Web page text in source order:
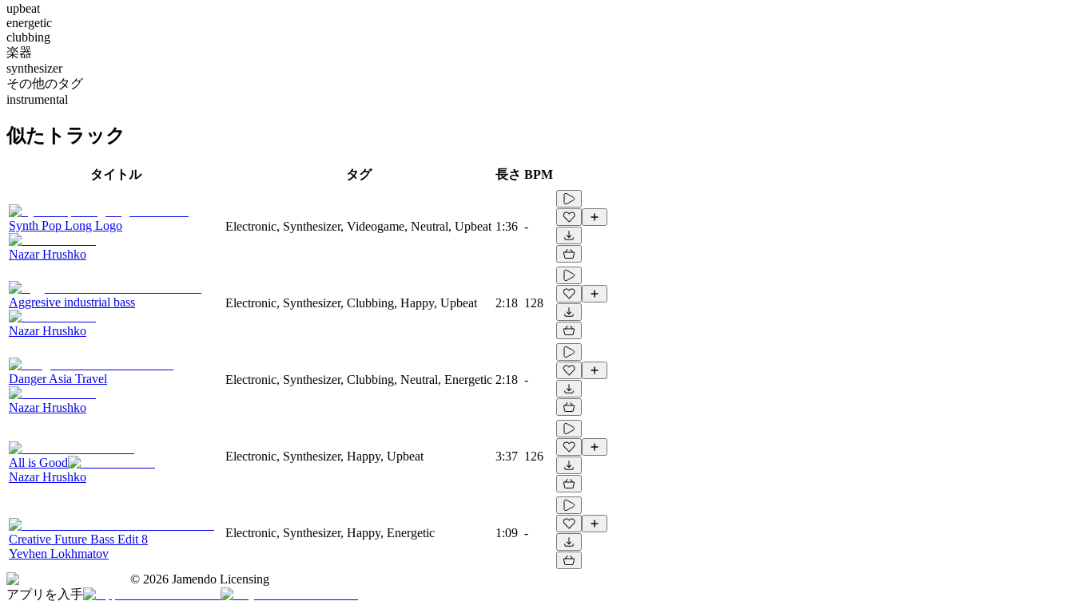
upbeat
energetic
clubbing
楽器
synthesizer
その他のタグ
instrumental
似たトラック
タイトル タグ 長さ BPM
Synth Pop Long Logo
Nazar Hrushko
Electronic, Synthesizer, Videogame, Neutral, Upbeat 1:36 -
Aggresive industrial bass
Nazar Hrushko
Electronic, Synthesizer, Clubbing, Happy, Upbeat 2:18 128
Danger Asia Travel
Nazar Hrushko
Electronic, Synthesizer, Clubbing, Neutral, Energetic 2:18 -
All is Good
Nazar Hrushko
Electronic, Synthesizer, Happy, Upbeat 3:37 126
Creative Future Bass Edit 8
Yevhen Lokhmatov
Electronic, Synthesizer, Happy, Energetic 1:09 -
© 2026 Jamendo Licensing
アプリを入手